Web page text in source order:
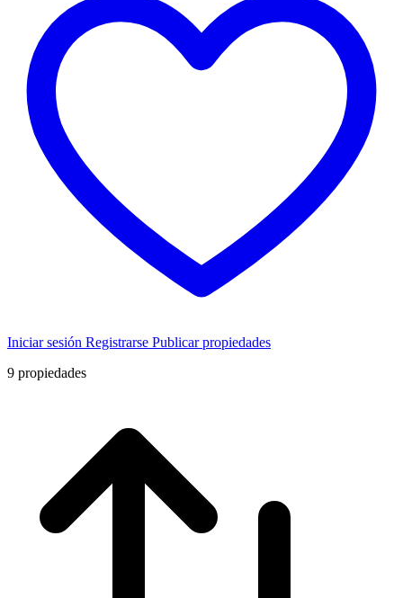
Iniciar sesión Registrarse Publicar propiedades
9 propiedades